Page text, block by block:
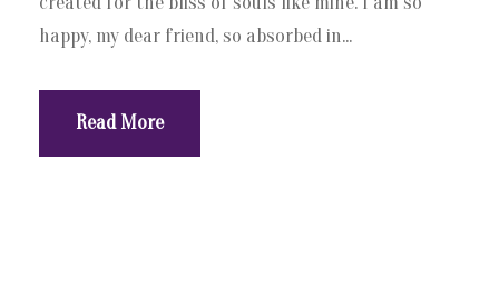
happy, my dear friend, so absorbed in...
Read More